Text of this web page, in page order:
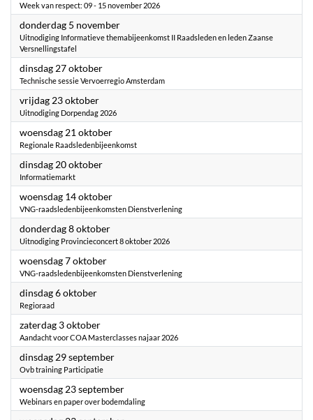
Week van respect: 09 - 15 november 2026
donderdag 5 november2026
Uitnodiging Informatieve themabijeenkomst II Raadsleden en leden Zaanse
Versnellingstafel
dinsdag 27 oktober2026
Technische sessie Vervoerregio Amsterdam
vrijdag 23 oktober2026
Uitnodiging Dorpendag 2026
woensdag 21 oktober2026
Regionale Raadsledenbijeenkomst
dinsdag 20 oktober2026
Informatiemarkt
woensdag 14 oktober2026
VNG-raadsledenbijeenkomsten Dienstverlening
donderdag 8 oktober2026
Uitnodiging Provincieconcert 8 oktober 2026
woensdag 7 oktober2026
VNG-raadsledenbijeenkomsten Dienstverlening
dinsdag 6 oktober2026
Regioraad
zaterdag 3 oktober2026
Aandacht voor COA Masterclasses najaar 2026
dinsdag 29 september2026
Ovb training Participatie
woensdag 23 september2026
Webinars en paper over bodemdaling